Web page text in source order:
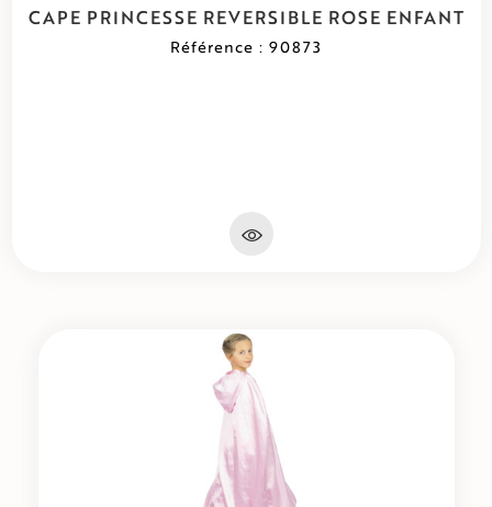
CAPE PRINCESSE REVERSIBLE ROSE ENFANT
Référence : 90873